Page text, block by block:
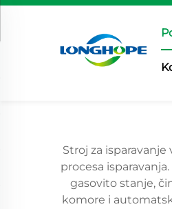
Stroj za
procesa
gasovito stanje,
komore i